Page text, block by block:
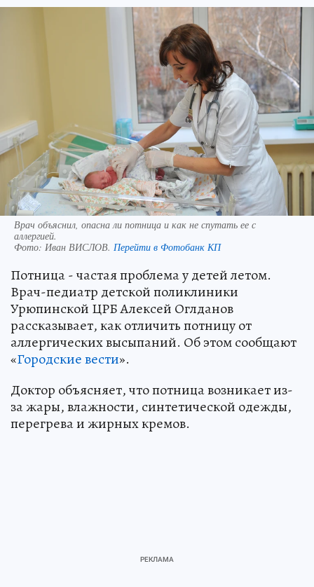
Врач объяснил, опасна ли потница и как не спутать ее с
аллергией.
Фото: Иван ВИСЛОВ. Перейти в Фотобанк КП
Потница - частая проблема у детей летом.
Врач-педиатр детской поликлиники
Урюпинской ЦРБ Алексей Оглданов
рассказывает, как отличить потницу от
аллергических высыпаний. Об этом сообщают
«Городские вести».
Доктор объясняет, что потница возникает из-
за жары, влажности, синтетической одежды,
перегрева и жирных кремов.